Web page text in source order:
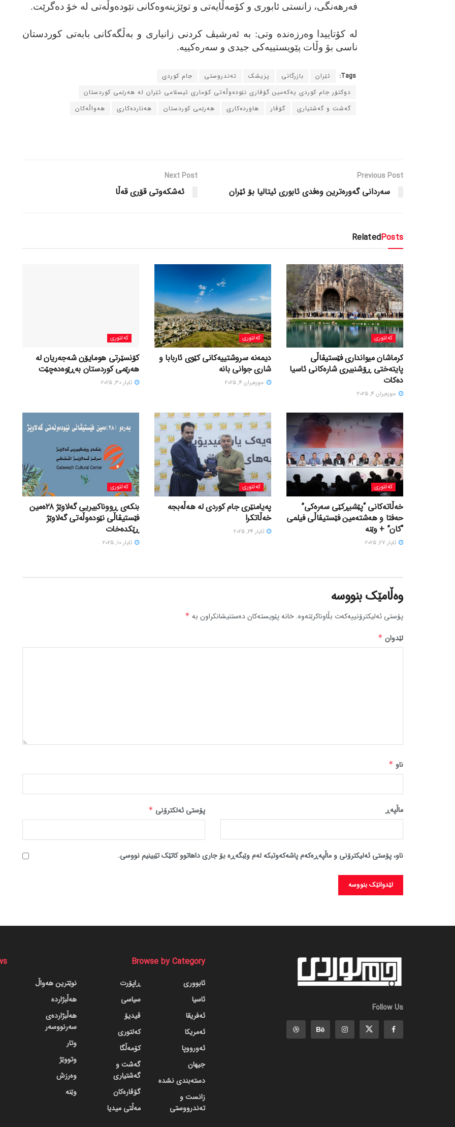
فه‌رهه‌نگی، زانستی ئابوری و کۆمه‌ڵایه‌تی و توێژینه‌وه‌کانی نێوده‌وڵه‌تی له‌ خۆ ده‌گرێت.
له‌ کۆتاییدا وه‌رزه‌نده‌ وتی: به‌ ئه‌رشیڤ کردنی زانیاری و به‌ڵگه‌کانی بابه‌تی کوردستان
ناسی بۆ وڵات پێویستییه‌کی جیدی و سه‌ره‌کییه‌.
Tags: ئێران بازرگانی پزیشک ته‌ندروستی
جام کوردی
دوکتۆر جام کوردی یه‌که‌مین گۆڤاری نێوده‌وڵه‌تی کۆماری ئیسلامی ئێران له‌ هه‌رێمی کوردستان
گه‌شت و گه‌شتیاری
گۆڤار هاورده‌کاری هه‌رێمی کوردستان هه‌نارده‌کاری هه‌واڵه‌کان
Previous Post
سه‌ردانی گه‌وره‌ترین وه‌فدی ئابوری ئیتالیا بۆ ئێران
Next Post
ئه‌شکه‌وتی قۆری قه‌ڵا
RelatedPosts
کەلتوری
کرماشان میوانداری فێستیڤاڵی
پایتەختی ڕۆشنبیری شارەکانی ئاسیا
دەکات
حوزه‌یران 4, 2025
کەلتوری
‎دیمەنە سروشتییەكانی كێوی ئاربابا و
شاری جوانی بانە
حوزه‌یران 4, 2025
کەلتوری
کۆنسێرتی هومایۆن شەجەریان لە
هەرێمی کوردستان بەڕێوەدەچێت
ئایار 30, 2025
کەلتوری
خه‌ڵاته‌کانی “پێشبڕکێی سه‌ره‌کی”
حه‌فتا و هه‌شته‌مین فێستیڤاڵی فیلمی
“کان” + وێنە
ئایار 27, 2025
کەلتوری
پەیامنێری جام کوردی لە ھەڵەبجە
خەڵاتکرا
ئایار 24, 2025
کەلتوری
بنکەی ڕووناکبیریی گەلاوێژ ٢٨ەمین
فێستیڤاڵی نێودەوڵەتی گەلاوێژ
ڕێکدەخات
ئایار 10, 2025
وەڵامێک بنووسە
پۆستی ئەلیکترۆنییەکەت بڵاوناکرێتەوە. خانە پێویستەکان دەستنیشانکراون بە *
لێدوان *
ناو *
پۆستی ئەلکترۆنی * ماڵپه‌ڕ
ناو، پۆستی ئەلیکترۆنی و ماڵپەڕەکەم پاشەکەوتبکە لەم وێبگەڕە بۆ جاری داهاتوو کاتێک تێبینیم نووسی.
Follow Us
Browse by Category
ئابووری
ئاسیا
ئەفریقا
ئەمریکا
ئەورووپا
جیهان
دسته‌بندی نشده
زانست و
تەندرووستی
ڕاپۆرت
سیاسی
ڤیدیۆ
کەلتوری
کۆمەڵگا
گه‌شت و
گه‌شتیاری
گۆڤاره‌کان
مەڵتی میدیا
نوێترین هەواڵ
هەڵبژاردە
هەڵبژاردەی
سەرنووسەر
وتار
وتووێژ
وەرزش
وێنە